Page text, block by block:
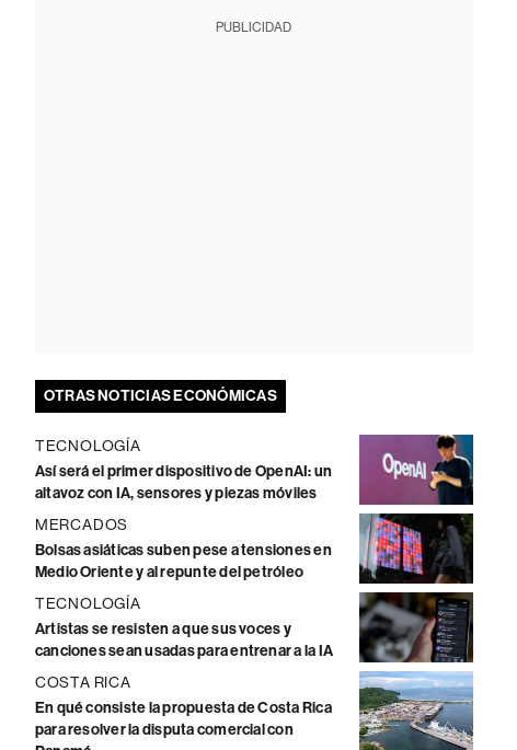
PUBLICIDAD
OTRAS NOTICIAS ECONÓMICAS
TECNOLOGÍA
Así será el primer dispositivo de OpenAI: un
altavoz con IA, sensores y piezas móviles
MERCADOS
Bolsas asiáticas suben pese a tensiones en
Medio Oriente y al repunte del petróleo
TECNOLOGÍA
Artistas se resisten a que sus voces y
canciones sean usadas para entrenar a la IA
COSTA RICA
En qué consiste la propuesta de Costa Rica
para resolver la disputa comercial con